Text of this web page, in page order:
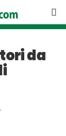
da